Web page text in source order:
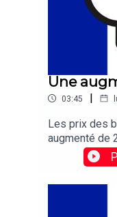
Une
03:45 |
Les prix des
augmenté de
coûts de
prices for